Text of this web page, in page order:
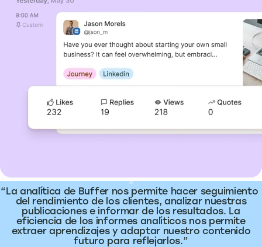
What people are saying “
La analítica de Buffer nos permite hacer seguimiento
del rendimiento de los clientes, analizar nuestras
publicaciones e informar de los resultados. La
eficiencia de los informes analíticos nos permite
extraer aprendizajes y adaptar nuestro contenido
futuro para reflejarlos.